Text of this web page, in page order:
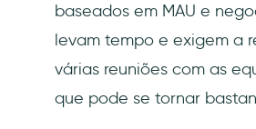
baseados em MAU e
levam tempo e exigem a
várias reuniões com as
que pode se tornar